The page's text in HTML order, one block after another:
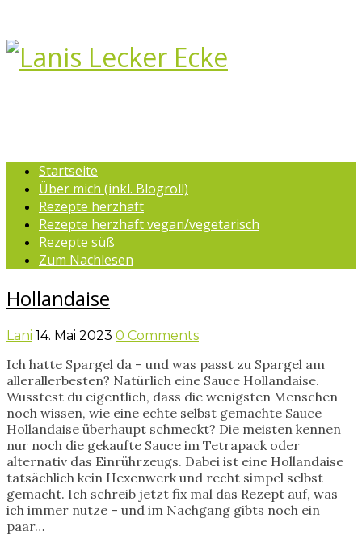
Startseite
Über mich (inkl. Blogroll)
Rezepte herzhaft
Rezepte herzhaft vegan/vegetarisch
Rezepte süß
Zum Nachlesen
Hollandaise
Lani 14. Mai 2023 0 Comments
Ich hatte Spargel da – und was passt zu Spargel am
allerallerbesten? Natürlich eine Sauce Hollandaise.
Wusstest du eigentlich, dass die wenigsten Menschen
noch wissen, wie eine echte selbst gemachte Sauce
Hollandaise überhaupt schmeckt? Die meisten kennen
nur noch die gekaufte Sauce im Tetrapack oder
alternativ das Einrührzeugs. Dabei ist eine Hollandaise
tatsächlich kein Hexenwerk und recht simpel selbst
gemacht. Ich schreib jetzt fix mal das Rezept auf, was
ich immer nutze – und im Nachgang gibts noch ein
paar…